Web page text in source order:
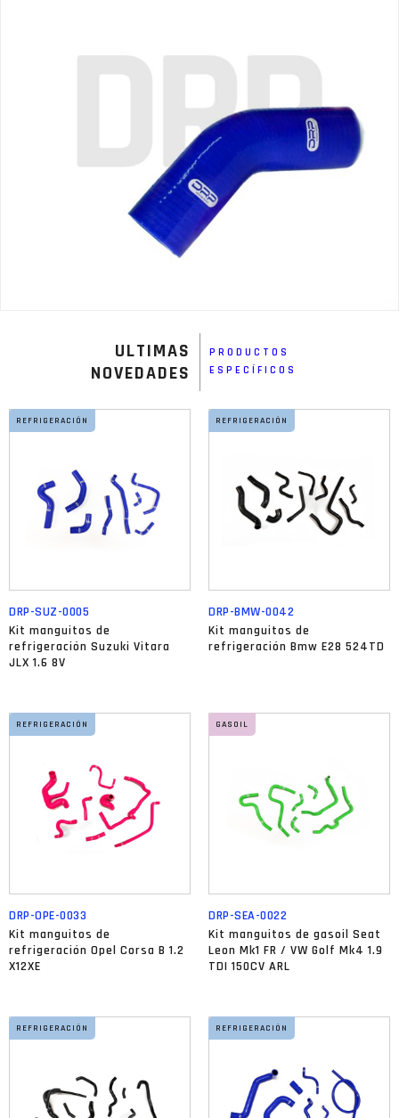
ULTIMAS
NOVEDADES
PRODUCTOS
ESPECÍFICOS
REFRIGERACIÓN
DRP-SUZ-0005
Kit manguitos de
refrigeración Suzuki Vitara
JLX 1.6 8V
REFRIGERACIÓN
DRP-BMW-0042
Kit manguitos de
refrigeración Bmw E28 524TD
REFRIGERACIÓN
DRP-OPE-0033
Kit manguitos de
refrigeración Opel Corsa B 1.2
X12XE
GASOIL
DRP-SEA-0022
Kit manguitos de gasoil Seat
Leon Mk1 FR / VW Golf Mk4 1.9
TDI 150CV ARL
REFRIGERACIÓN REFRIGERACIÓN